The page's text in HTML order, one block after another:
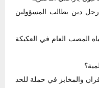
دين يطالب المسؤولين
المصب العام في العكيكة
والمخابز في حملة للحد